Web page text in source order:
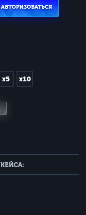
АВТОРИЗОВАТЬСЯ
x5 x10